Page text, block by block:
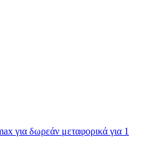
για δωρεάν μεταφορικά για 1